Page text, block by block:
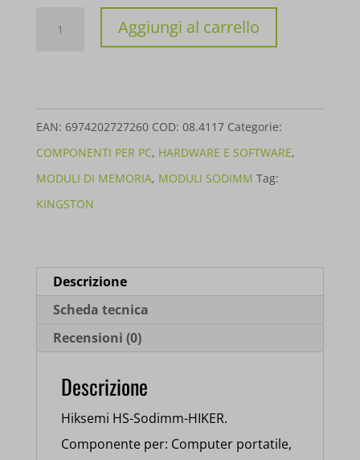
8GB
3200MHZ
SR
HSC408S32Z1
Aggiungi al carrello
EAN: 6974202727260 COD: 08.4117 Categorie:
COMPONENTI PER PC, HARDWARE E SOFTWARE,
MODULI DI MEMORIA, MODULI SODIMM Tag:
KINGSTON
Descrizione
Scheda tecnica
Recensioni (0)
Descrizione
Hiksemi HS-Sodimm-HIKER.
Componente per: Computer portatile,